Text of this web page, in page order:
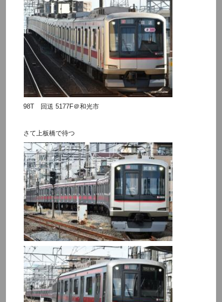
98T 回送 5177F＠和光市
さて上板橋で待つ